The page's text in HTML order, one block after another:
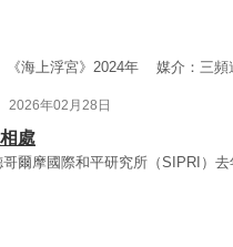
海上浮宮》2024年 媒介：三頻
2026年02月28日
處
哥爾摩國際和平研究所（SIPRI）